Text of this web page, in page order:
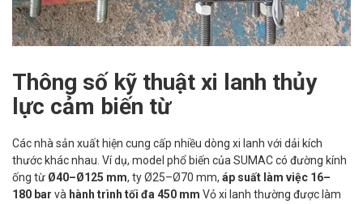
Thông số kỹ thuật xi lanh thủy
lực cảm biến từ
Các nhà sản xuất hiện cung cấp nhiều dòng xi lanh với dải kích
thước khác nhau. Ví dụ, model phổ biến của SUMAC có đường kính
ống từ Ø40–Ø125 mm, ty Ø25–Ø70 mm, áp suất làm việc 16–
180 bar và hành trình tối đa 450 mm Vỏ xi lanh thường được làm